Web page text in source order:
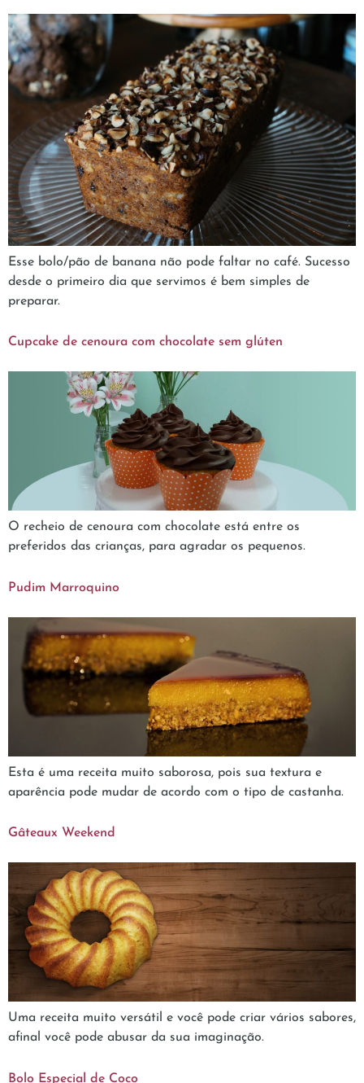
Esse bolo/pão de banana não pode faltar no café. Sucesso
desde o primeiro dia que servimos é bem simples de
preparar.
Cupcake de cenoura com chocolate sem glúten
O recheio de cenoura com chocolate está entre os
preferidos das crianças, para agradar os pequenos.
Pudim Marroquino
Esta é uma receita muito saborosa, pois sua textura e
aparência pode mudar de acordo com o tipo de castanha.
Gâteaux Weekend
Uma receita muito versátil e você pode criar vários sabores,
afinal você pode abusar da sua imaginação.
Bolo Especial de Coco